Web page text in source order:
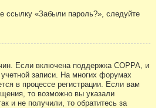
ссылку «Забыли пароль?», следуйте
Если включена поддержка COPPA, и
записи. На многих форумах
в процессе регистрации. Если вам
то возможно вы указали
и не получили, то обратитесь за